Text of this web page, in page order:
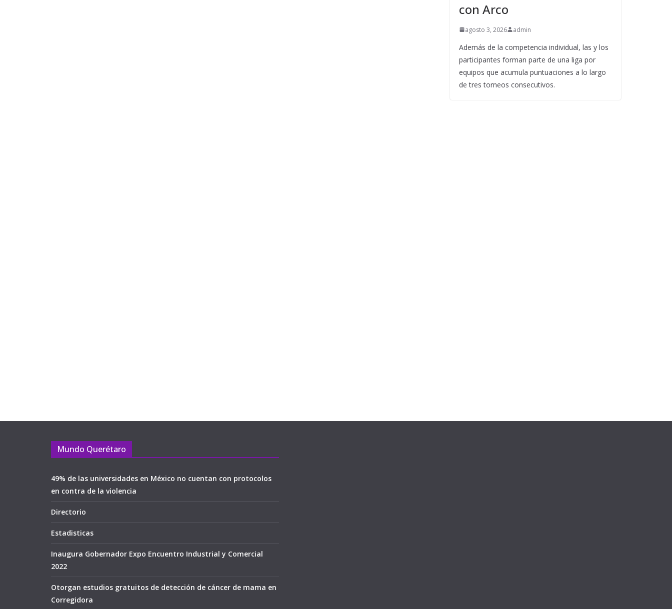
con Arco
agosto 3, 2026 admin
Además de la competencia individual, las y los
participantes forman parte de una liga por
equipos que acumula puntuaciones a lo largo
de tres torneos consecutivos.
Mundo Querétaro
49% de las universidades en México no cuentan con protocolos
en contra de la violencia
Directorio
Estadisticas
Inaugura Gobernador Expo Encuentro Industrial y Comercial
2022
Otorgan estudios gratuitos de detección de cáncer de mama en
Corregidora